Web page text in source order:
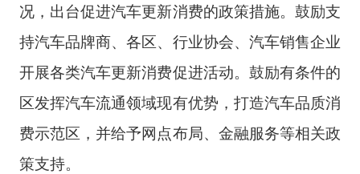
况，出台促进汽车更新消费的政策措施。鼓励支
持汽车品牌商、各区、行业协会、汽车销售企业
开展各类汽车更新消费促进活动。鼓励有条件的
区发挥汽车流通领域现有优势，打造汽车品质消
费示范区，并给予网点布局、金融服务等相关政
策支持。